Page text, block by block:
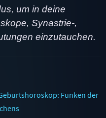
um in deine
Synastrie-,
einzutauchen.
Funken der